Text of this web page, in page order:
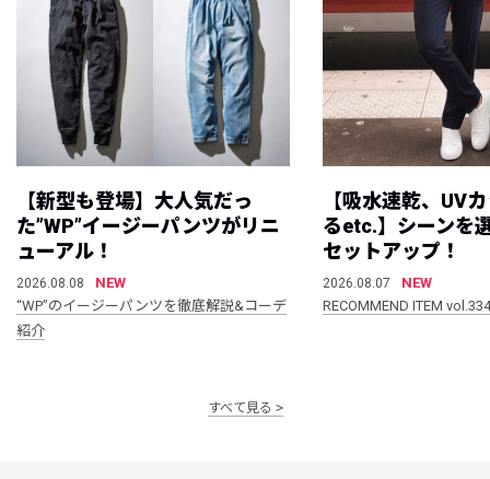
【新型も登場】大人気だっ
た”WP”イージーパンツがリニ
ューアル！
2026.08.08
NEW
“WP”のイージーパンツを徹底解説&コーデ
紹介
【吸水速乾、UV
るetc.】シーンを
セットアップ！
2026.08.07
NEW
RECOMMEND ITEM vol.334
すべて見る